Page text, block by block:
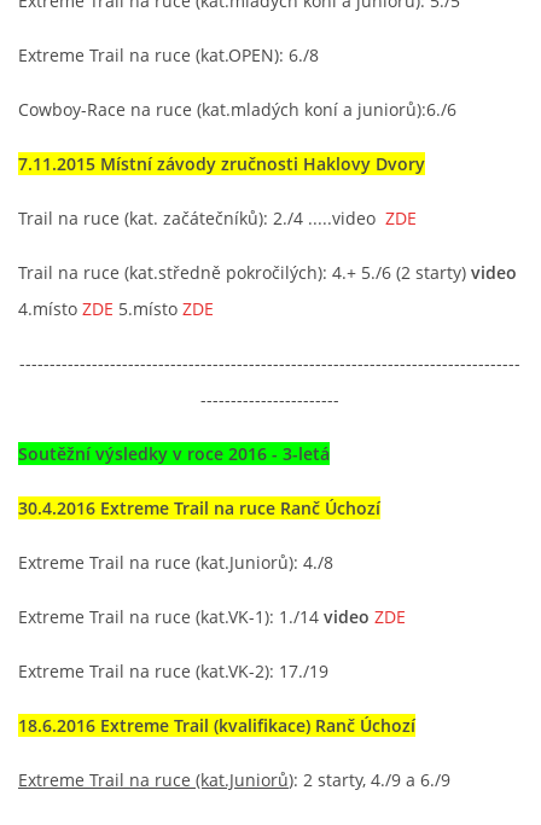
Extreme Trail na ruce (kat.OPEN): 6./8
Cowboy-Race na ruce (kat.mladých koní a juniorů):6./6
7.11.2015 Místní závody zručnosti Haklovy Dvory
Trail na ruce (kat. začátečníků): 2./4 .....video ZDE
Trail na ruce (kat.středně pokročilých): 4.+ 5./6 (2 starty) video
4.místo ZDE 5.místo ZDE
-----------------------------------------------------------------------------------
-----------------------
Soutěžní výsledky v roce 2016 - 3-letá
30.4.2016 Extreme Trail na ruce Ranč Úchozí
Extreme Trail na ruce (kat.Juniorů): 4./8
Extreme Trail na ruce (kat.VK-1): 1./14 video ZDE
Extreme Trail na ruce (kat.VK-2): 17./19
18.6.2016 Extreme Trail (kvalifikace) Ranč Úchozí
Extreme Trail na ruce (kat.Juniorů): 2 starty, 4./9 a 6./9